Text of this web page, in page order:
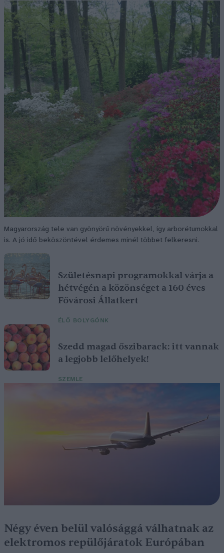
Magyarország tele van gyönyörű növényekkel, így arborétumokkal
is. A jó idő beköszöntével érdemes minél többet felkeresni.
Születésnapi programokkal várja a
hétvégén a közönséget a 160 éves
Fővárosi Állatkert
ÉLŐ BOLYGÓNK
Szedd magad őszibarack: itt vannak
a legjobb lelőhelyek!
SZEMLE
Négy éven belül valósággá válhatnak az
elektromos repülőjáratok Európában